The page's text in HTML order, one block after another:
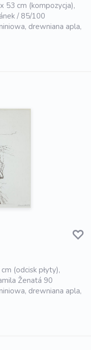
53 cm (kompozycja),
/ 85/100
drewniana apla,
(odcisk płyty),
Ženatá 90
drewniana apla,